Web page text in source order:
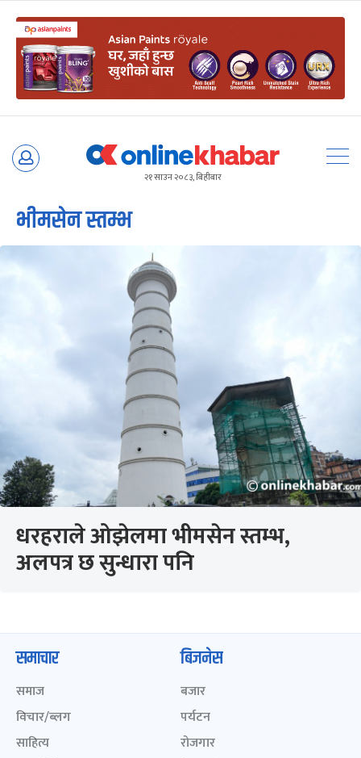
Skip
२१ साउन २०८३, बिहीबार
भीमसेन स्तम्भ
धरहराले ओझेलमा भीमसेन स्तम्भ,
अलपत्र छ सुन्धारा पनि
समाचार
समाज
विचार/ब्लग
साहित्य
बिजनेस
बजार
पर्यटन
रोजगार